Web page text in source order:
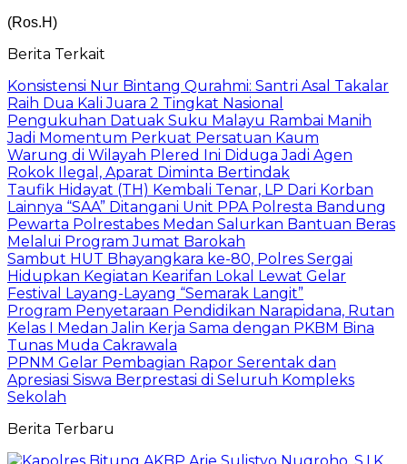
(Ros.H)
Berita Terkait
Konsistensi Nur Bintang Qurahmi: Santri Asal Takalar
Raih Dua Kali Juara 2 Tingkat Nasional
Pengukuhan Datuak Suku Malayu Rambai Manih
Jadi Momentum Perkuat Persatuan Kaum
Warung di Wilayah Plered Ini Diduga Jadi Agen
Rokok Ilegal, Aparat Diminta Bertindak
Taufik Hidayat (TH) Kembali Tenar, LP Dari Korban
Lainnya “SAA” Ditangani Unit PPA Polresta Bandung
Pewarta Polrestabes Medan Salurkan Bantuan Beras
Melalui Program Jumat Barokah
Sambut HUT Bhayangkara ke-80, Polres Sergai
Hidupkan Kegiatan Kearifan Lokal Lewat Gelar
Festival Layang-Layang “Semarak Langit”
Program Penyetaraan Pendidikan Narapidana, Rutan
Kelas I Medan Jalin Kerja Sama dengan PKBM Bina
Tunas Muda Cakrawala
PPNM Gelar Pembagian Rapor Serentak dan
Apresiasi Siswa Berprestasi di Seluruh Kompleks
Sekolah
Berita Terbaru